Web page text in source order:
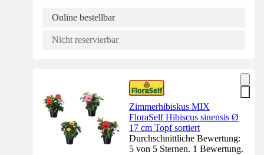
Online bestellbar
Nicht reservierbar
Zimmerhibiskus MIX
FloraSelf Hibiscus sinensis Ø
17 cm Topf sortiert
Durchschnittliche Bewertung:
5 von 5 Sternen. 1 Bewertung.